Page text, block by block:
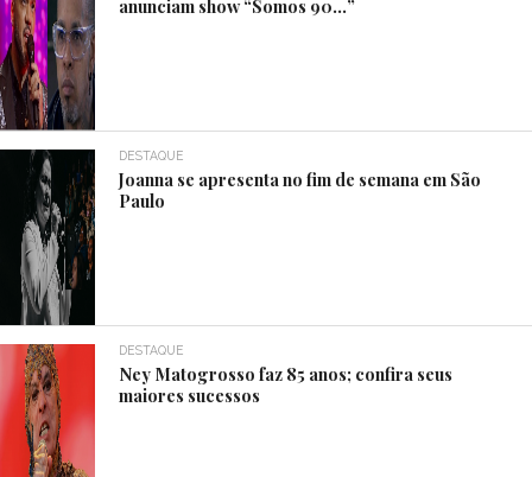
anunciam show “Somos 90…”
DESTAQUE
Joanna se apresenta no fim de semana em São
Paulo
DESTAQUE
Ney Matogrosso faz 85 anos; confira seus
maiores sucessos